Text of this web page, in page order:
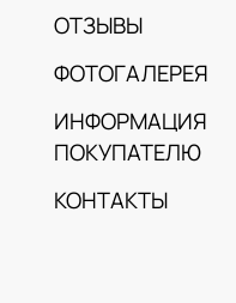
ОТЗЫВЫ
ФОТОГАЛЕРЕЯ
ИНФОРМАЦИЯ
ПОКУПАТЕЛЮ
КОНТАКТЫ